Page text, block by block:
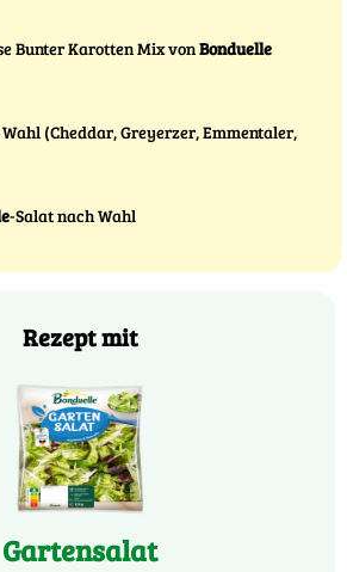
Bunter Karotten Mix vonBonduelle
(Cheddar, Greyerzer, Emmentaler,
-Salat nach Wahl
Rezept mit
Gartensalat